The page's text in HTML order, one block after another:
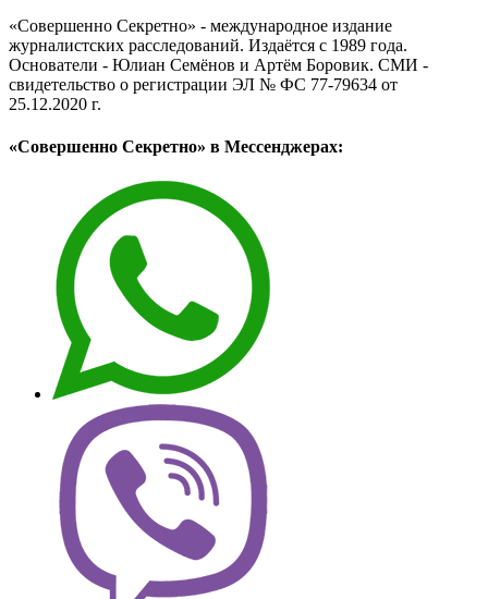
«Совершенно Секретно» - международное издание
журналистских расследований. Издаётся с 1989 года.
Основатели - Юлиан Семёнов и Артём Боровик. CМИ -
свидетельство о регистрации ЭЛ № ФС 77-79634 от
25.12.2020 г.
«Совершенно Секретно» в Мессенджерах: